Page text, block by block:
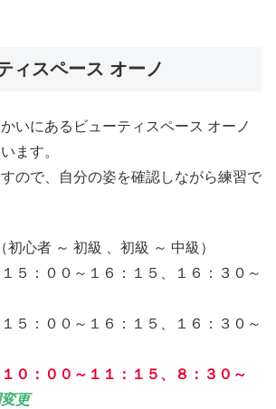
ィスペース オーノ
いにあるビューティスペース オーノ
ます。
ので、自分の姿を確認しながら練習で
初心者 ～ 初級 、初級 ～ 中級）
５：００～１６：１５、１６：３０～
５：００～１６：１５、１６：３０～
１０：００～１１：１５、８：３０～
更